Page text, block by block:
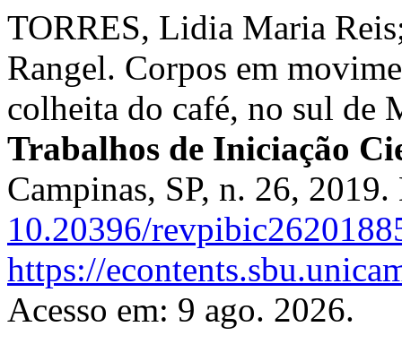
TORRES, Lidia Maria
Rangel. Corpos em
colheita do café, no sul de
Trabalhos de Iniciação
Campinas, SP, n. 26,
10.20396/
https://
Acesso em: 9 ago. 2026.